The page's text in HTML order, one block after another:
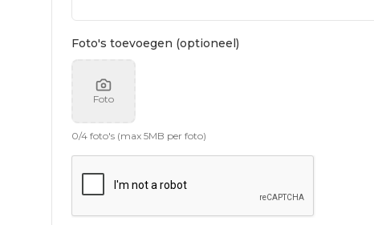
Foto's toevoegen (optioneel)
Foto
0/4 foto's (max 5MB per foto)